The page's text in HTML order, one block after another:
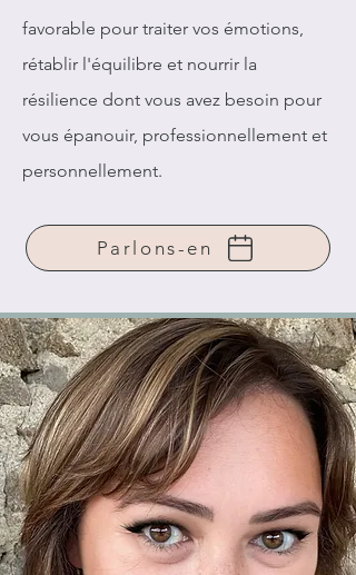
favorable pour traiter vos émotions,
rétablir l'équilibre et nourrir la
résilience dont vous avez besoin pour
vous épanouir, professionnellement et
personnellement.
Parlons-en